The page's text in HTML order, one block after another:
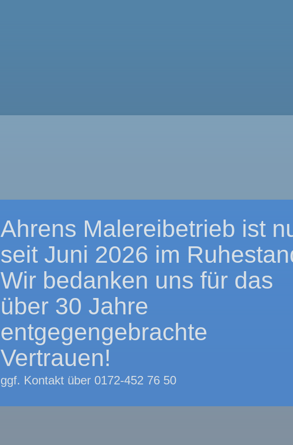
Ahrens Malereibetrieb ist
seit Juni 2026 im
Wir bedanken uns für das
über 30 Jahre
entgegengebrachte
Vertrauen!
ggf. Kontakt über 0172-452 76 50